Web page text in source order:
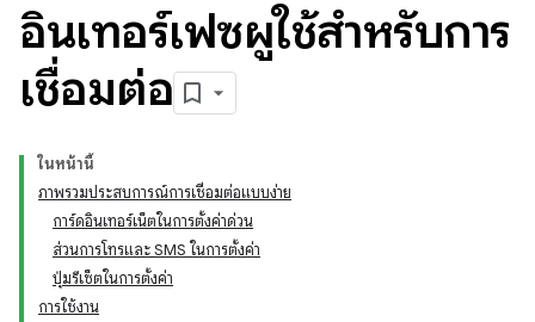
อินเทอร์เฟซผู้ใช้สำหรับการ
เชื่อมต่อ
ในหน้านี้
ภาพรวมประสบการณ์การเชื่อมต่อแบบง่าย
การ์ดอินเทอร์เน็ตในการตั้งค่าด่วน
ส่วนการโทรและ SMS ในการตั้งค่า
ปุ่มรีเซ็ตในการตั้งค่า
การใช้งาน